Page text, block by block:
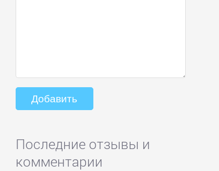
Последние отзывы и
комментарии